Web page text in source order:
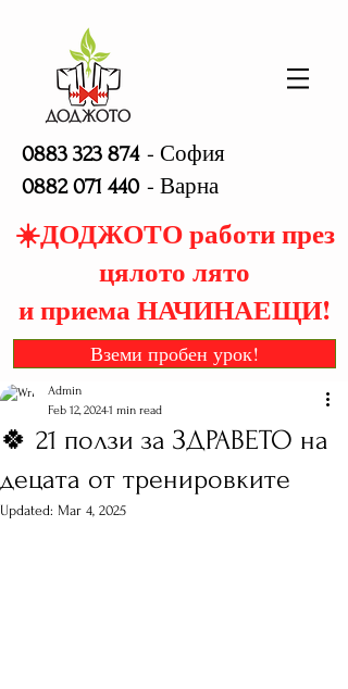
0883 323 874- София
0882 071 440- Варна
☀️ДОДЖОТО работи през
цялото лято
и приема НАЧИНАЕЩИ!
Вземи пробен урок!
🍀 21 ползи за ЗДРАВЕТО на
децата от тренировките
Admin
Feb 12, 20241 min read
Updated: Mar 4, 2025